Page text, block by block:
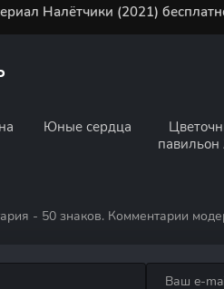
Налётчики (2021)
Юные сердца
- 50 знаков. Комментарии